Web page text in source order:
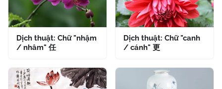
Dịch thuật: Chữ "nhậm
/ nhâm" 任
Dịch thuật: Chữ "canh
/ cánh" 更